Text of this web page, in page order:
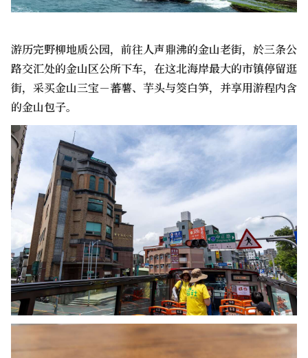
游历完野柳地质公园，前往人声鼎沸的金山老街，於三条公
路交汇处的金山区公所下车，在这北海岸最大的市镇停留逛
街，采买金山三宝－蕃薯、芋头与筊白笋，并享用游程内含
的金山包子。